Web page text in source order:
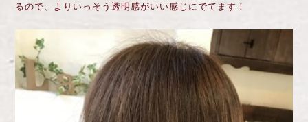
るので、よりいっそう透明感がいい感じにでてます！